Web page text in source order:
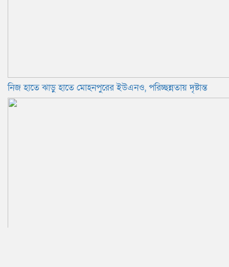
নিজ হাতে ঝাড়ু হাতে মোহনপুরের ইউএনও, পরিচ্ছন্নতায় দৃষ্টান্ত